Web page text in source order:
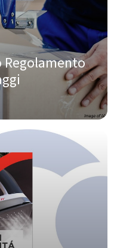
Regolamento